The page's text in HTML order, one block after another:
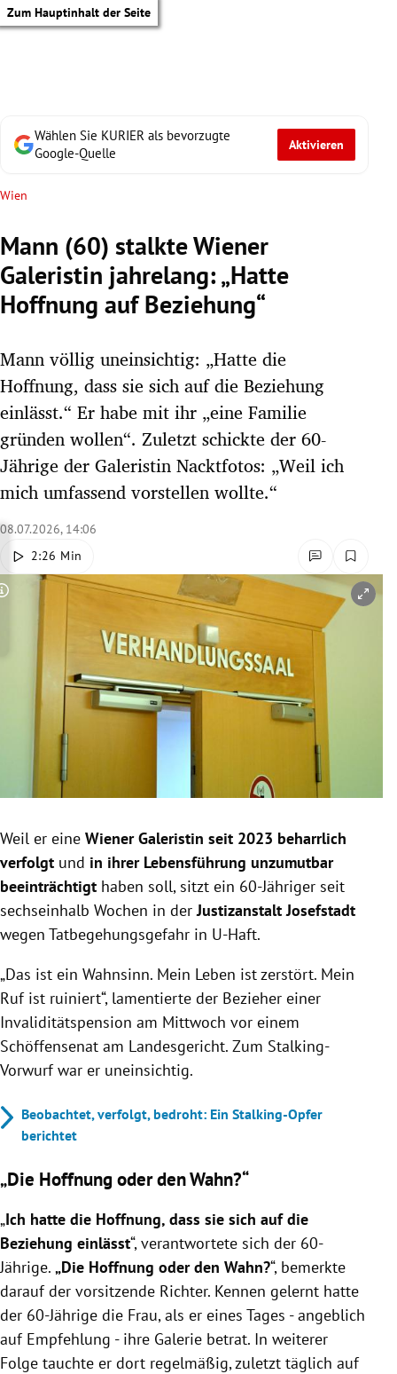
Zum Hauptinhalt der Seite
Untermenü
Untermenü
Untermenü
Untermenü
Untermenü
Untermenü
Untermenü
Untermenü
Wählen Sie KURIER als bevorzugte
Google-Quelle
Aktivieren
Wien
Mann (60) stalkte Wiener
Galeristin jahrelang: „Hatte
Hoffnung auf Beziehung“
Mann völlig uneinsichtig: „Hatte die
Hoffnung, dass sie sich auf die Beziehung
einlässt.“ Er habe mit ihr „eine Familie
gründen wollen“. Zuletzt schickte der 60-
Jährige der Galeristin Nacktfotos: „Weil ich
mich umfassend vorstellen wollte.“
08.07.2026, 14:06
2:26 Min
Copyright-Hinweis öffnen/schließen
Weil er eine Wiener Galeristin seit 2023 beharrlich
verfolgt und in ihrer Lebensführung unzumutbar
beeinträchtigt haben soll, sitzt ein 60-Jähriger seit
sechseinhalb Wochen in derJustizanstalt Josefstadt
wegen Tatbegehungsgefahr in U-Haft.
„Das ist ein Wahnsinn. Mein Leben ist zerstört. Mein
Ruf ist ruiniert“, lamentierte der Bezieher einer
Invaliditätspension am Mittwoch vor einem
Schöffensenat am Landesgericht. Zum Stalking-
Vorwurf war er uneinsichtig.
Beobachtet, verfolgt, bedroht: Ein Stalking-Opfer
berichtet
„Die Hoffnung oder den Wahn?“
„Ich hatte die Hoffnung, dass sie sich auf die
Beziehung einlässt“, verantwortete sich der 60-
Jährige. „Die Hoffnung oder den Wahn?“, bemerkte
darauf der vorsitzende Richter. Kennen gelernt hatte
der 60-Jährige die Frau, als er eines Tages - angeblich
auf Empfehlung - ihre Galerie betrat. In weiterer
Folge tauchte er dort regelmäßig, zuletzt täglich auf